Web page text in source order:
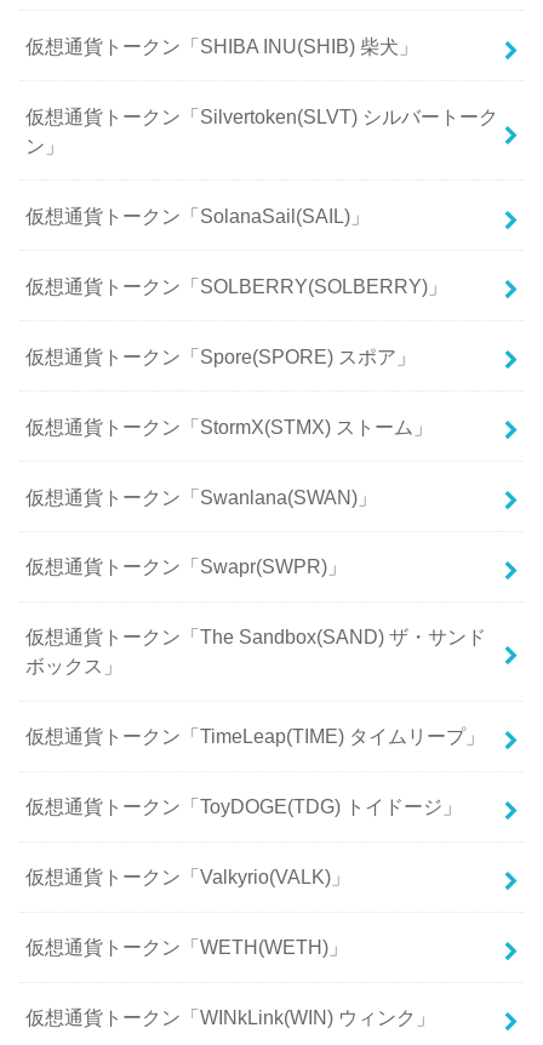
仮想通貨トークン「SHIBA INU(SHIB) 柴犬」
仮想通貨トークン「Silvertoken(SLVT) シルバートーク
ン」
仮想通貨トークン「SolanaSail(SAIL)」
仮想通貨トークン「SOLBERRY(SOLBERRY)」
仮想通貨トークン「Spore(SPORE) スポア」
仮想通貨トークン「StormX(STMX) ストーム」
仮想通貨トークン「Swanlana(SWAN)」
仮想通貨トークン「Swapr(SWPR)」
仮想通貨トークン「The Sandbox(SAND) ザ・サンド
ボックス」
仮想通貨トークン「TimeLeap(TIME) タイムリープ」
仮想通貨トークン「ToyDOGE(TDG) トイドージ」
仮想通貨トークン「Valkyrio(VALK)」
仮想通貨トークン「WETH(WETH)」
仮想通貨トークン「WINkLink(WIN) ウィンク」